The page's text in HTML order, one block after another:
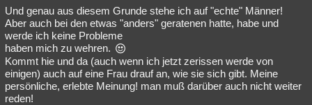
Und genau aus diesem Grunde stehe ich auf "echte" Männer!
Aber auch bei den etwas "anders" geratenen hatte, habe und
werde ich keine Probleme
haben mich zu wehren.
Kommt hie und da (auch wenn ich jetzt zerissen werde von
einigen) auch auf eine Frau drauf an, wie sie sich gibt. Meine
persönliche, erlebte Meinung! man muß darüber auch nicht weiter
reden!